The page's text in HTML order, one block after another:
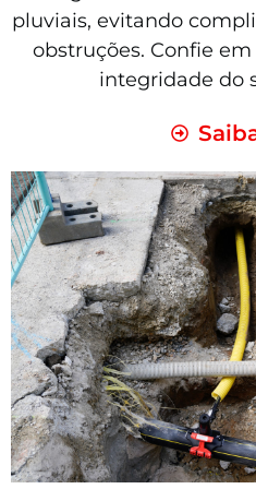
pluviais, evitando
obstruções. Confie
integridade do